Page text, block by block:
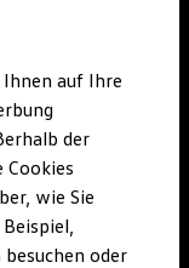
Buzz
Caravelle
auf Ihre
der
Cookies
wie Sie
oder